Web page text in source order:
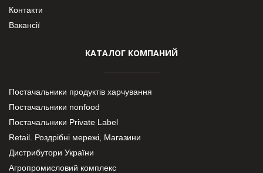
Контакти
Вакансії
КАТАЛОГ КОМПАНИЙ
Постачальники продуктів харчування
Постачальники nonfood
Постачальники Private Label
Retail. Роздрібні мережі, Магазини
Дистрибутори України
Агропромисловий комплекс